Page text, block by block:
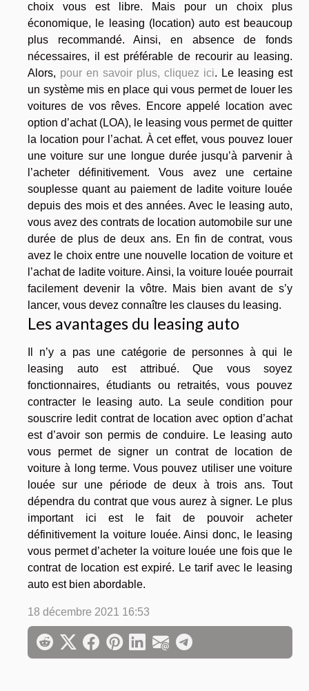
choix vous est libre. Mais pour un choix plus
économique, le leasing (location) auto est beaucoup
plus recommandé. Ainsi, en absence de fonds
nécessaires, il est préférable de recourir au leasing.
Alors, pour en savoir plus, cliquez ici. Le leasing est
un système mis en place qui vous permet de louer les
voitures de vos rêves. Encore appelé location avec
option d’achat (LOA), le leasing vous permet de quitter
la location pour l’achat. À cet effet, vous pouvez louer
une voiture sur une longue durée jusqu’à parvenir à
l’acheter définitivement. Vous avez une certaine
souplesse quant au paiement de ladite voiture louée
depuis des mois et des années. Avec le leasing auto,
vous avez des contrats de location automobile sur une
durée de plus de deux ans. En fin de contrat, vous
avez le choix entre une nouvelle location de voiture et
l’achat de ladite voiture. Ainsi, la voiture louée pourrait
facilement devenir la vôtre. Mais bien avant de s’y
lancer, vous devez connaître les clauses du leasing.
Les avantages du leasing auto
Il n’y a pas une catégorie de personnes à qui le
leasing auto est attribué. Que vous soyez
fonctionnaires, étudiants ou retraités, vous pouvez
contracter le leasing auto. La seule condition pour
souscrire ledit contrat de location avec option d’achat
est d’avoir son permis de conduire. Le leasing auto
vous permet de signer un contrat de location de
voiture à long terme. Vous pouvez utiliser une voiture
louée sur une période de deux à trois ans. Tout
dépendra du contrat que vous aurez à signer. Le plus
important ici est le fait de pouvoir acheter
définitivement la voiture louée. Ainsi donc, le leasing
vous permet d’acheter la voiture louée une fois que le
contrat de location est expiré. Le tarif avec le leasing
auto est bien abordable.
18 décembre 2021 16:53